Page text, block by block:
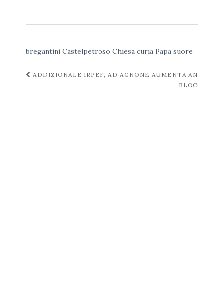
bregantini Castelpetroso Chiesa curia Papa suore
Navigazione
ADDIZIONALE IRPEF, AD AGNONE AUMENTA